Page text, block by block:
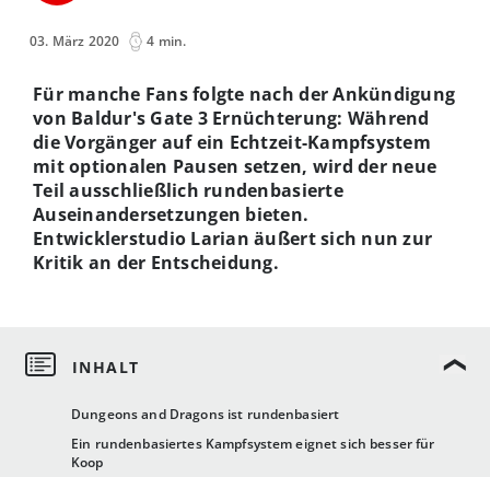
03. März 2020 4 min.
Dungeons and Dragons ist rundenbasiert
Ein rundenbasiertes Kampfsystem eignet sich besser für
Koop
Für manche Fans folgte nach der Ankündigung
von Baldur's Gate 3 Ernüchterung: Während
die Vorgänger auf ein Echtzeit-Kampfsystem
mit optionalen Pausen setzen, wird der neue
Teil ausschließlich rundenbasierte
Auseinandersetzungen bieten.
Entwicklerstudio Larian äußert sich nun zur
Kritik an der Entscheidung.